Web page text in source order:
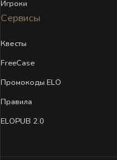
Игроки
Сервисы
Квесты
FreeCase
Промокоды ELO
Правила
ELOPUB 2.0